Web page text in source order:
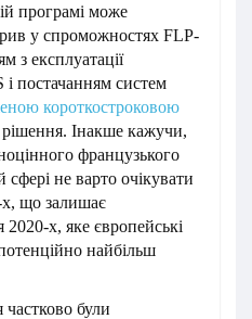
програмі може
у спроможностях FLP-
з експлуатації
постачанням систем
короткостроковою
рішення. Інакше кажучи,
французького
сфері не варто очікувати
х, що залишає
х, яке європейські
найбільш
частково були